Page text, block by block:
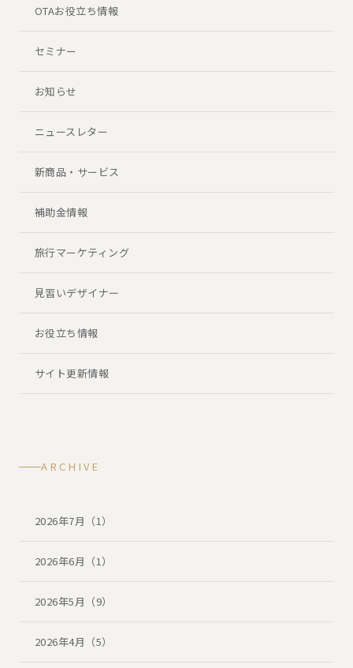
OTAお役立ち情報
セミナー
お知らせ
ニュースレター
新商品・サービス
補助金情報
旅行マーケティング
見習いデザイナー
お役立ち情報
サイト更新情報
ARCHIVE
2026年7月（1）
2026年6月（1）
2026年5月（9）
2026年4月（5）